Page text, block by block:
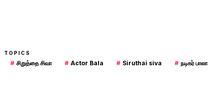
TOPICS
# சிறுத்தை சிவா # Actor Bala # Siruthai siva # நடிகர் பாலா